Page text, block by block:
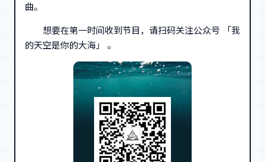
曲。
想要在第一时间收到节目，请扫码关注公众号 「我
的天空是你的大海」 。